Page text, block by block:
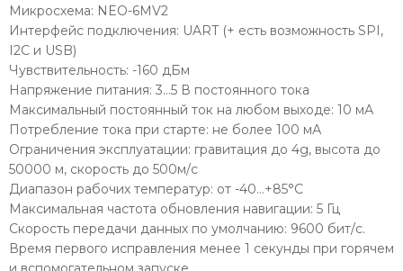
Микросхема: NEO-6MV2
Интерфейс подключения: UART (+ есть возможность SPI,
I2C и USB)
Чувствительность: -160 дБм
Напряжение питания: 3…5 В постоянного тока
Максимальный постоянный ток на любом выходе: 10 мА
Потребление тока при старте: не более 100 мА
Ограничения эксплуатации: гравитация до 4g, высота до
50000 м, скорость до 500м/с
Диапазон рабочих температур: от -40…+85°C
Максимальная частота обновления навигации: 5 Гц
Скорость передачи данных по умолчанию: 9600 бит/с.
Время первого исправления менее 1 секунды при горячем